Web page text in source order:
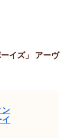
イズ」 アーヴ
ン